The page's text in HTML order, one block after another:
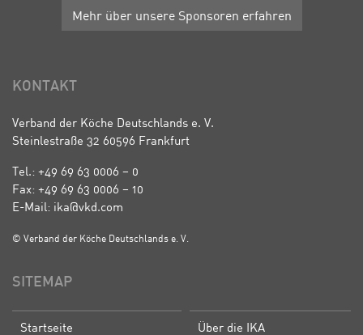
Mehr über unsere Sponsoren erfahren
KONTAKT
Verband der Köche Deutschlands e. V.
Steinlestraße 32 60596 Frankfurt
Tel.: +49 69 63 0006 – 0
Fax: +49 69 63 0006 – 10
E-Mail: ika@vkd.com
© Verband der Köche Deutschlands e. V.
SITEMAP
Startseite Über die IKA